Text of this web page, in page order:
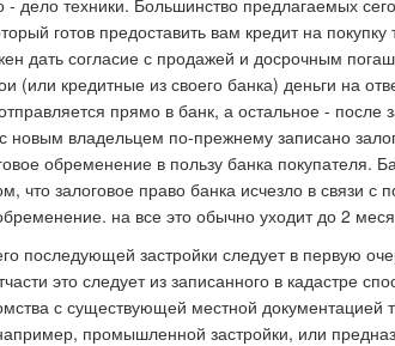
- дело техники. Большинство предлагаемых
готов предоставить вам кредит на
дать согласие с продажей и досрочным
(или кредитные из своего банка) деньги на
прямо в банк, а остальное - после
новым владельцем по-прежнему записано
обременение в пользу банка покупателя.
что залоговое право банка исчезло в связи
на все это обычно уходит до 2
последующей застройки следует в первую
это следует из записанного в кадастре
с существующей местной
промышленной застройки, или